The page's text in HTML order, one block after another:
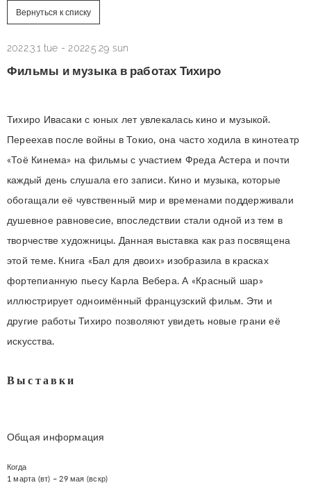
Вернуться к списку
2022.3.1 tue - 2022.5.29 sun
Фильмы и музыка в работах Тихиро
Тихиро Ивасаки с юных лет увлекалась кино и музыкой.
Переехав после войны в Токио, она часто ходила в кинотеатр
«Тоё Кинема» на фильмы с участием Фреда Астера и почти
каждый день слушала его записи. Кино и музыка, которые
обогащали её чувственный мир и временами поддерживали
душевное равновесие, впоследствии стали одной из тем в
творчестве художницы. Данная выставка как раз посвящена
этой теме. Книга «Бал для двоих» изобразила в красках
фортепианную пьесу Карла Вебера. А «Красный шар»
иллюстрирует одноимённый французский фильм. Эти и
другие работы Тихиро позволяют увидеть новые грани её
искусства.
Выставки
Общая информация
Когда
1 марта (вт) – 29 мая (вскр)